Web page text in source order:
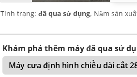
Tình trạng: đã qua sử dụng, Năm sản
Khám phá thêm máy đã qua sử
Máy cưa định hình chiều dài cắt